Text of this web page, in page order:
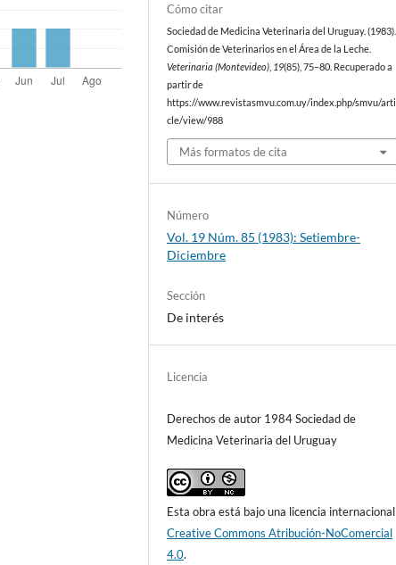
Cómo citar
Sociedad de Medicina Veterinaria del Uruguay. (1983).
Comisión de Veterinarios en el Área de la Leche.
Veterinaria (Montevideo) 19(85), 75–80. Recuperado a
partir de
https://www.revistasmvu.com.uy/index.php/smvu/arti
cle/view/988
Más formatos de cita
Número
Vol. 19 Núm. 85 (1983): Setiembre-
Diciembre
Sección
De interés
Licencia
Derechos de autor 1984 Sociedad de
Medicina Veterinaria del Uruguay
Esta obra está bajo una licencia internacional
Creative Commons Atribución-NoComercial
4.0.